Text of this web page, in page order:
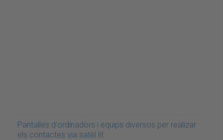
Pantalles d'ordinadors i equips diversos per realizar
els contactes via satèl·lit